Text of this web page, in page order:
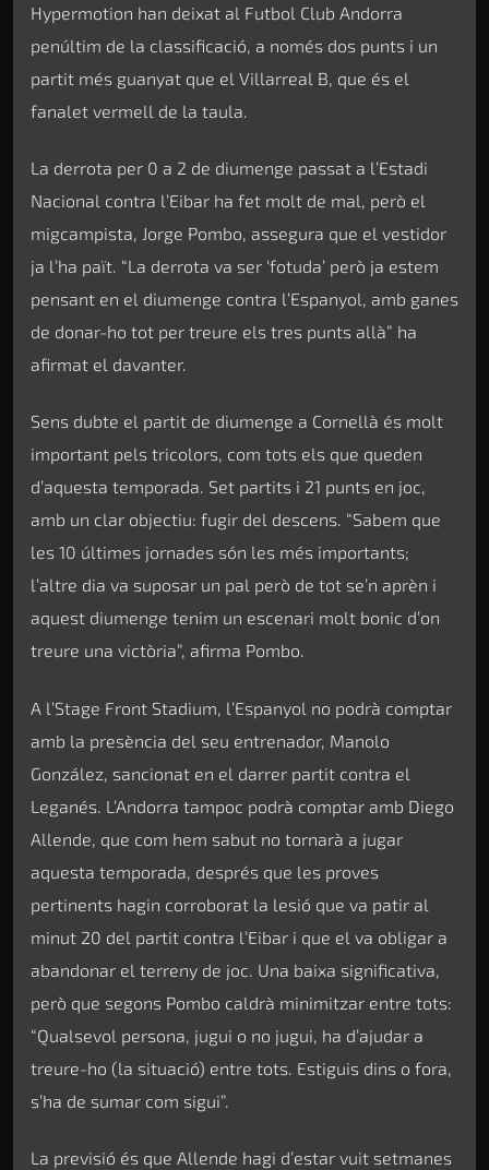
Hypermotion han deixat al Futbol Club Andorra
penúltim de la classificació, a només dos punts i un
partit més guanyat que el Villarreal B, que és el
fanalet vermell de la taula.
La derrota per 0 a 2 de diumenge passat a l’Estadi
Nacional contra l’Eibar ha fet molt de mal, però el
migcampista, Jorge Pombo, assegura que el vestidor
ja l’ha paït. “La derrota va ser ‘fotuda’ però ja estem
pensant en el diumenge contra l’Espanyol, amb ganes
de donar-ho tot per treure els tres punts allà” ha
afirmat el davanter.
Sens dubte el partit de diumenge a Cornellà és molt
important pels tricolors, com tots els que queden
d’aquesta temporada. Set partits i 21 punts en joc,
amb un clar objectiu: fugir del descens. “Sabem que
les 10 últimes jornades són les més importants;
l’altre dia va suposar un pal però de tot se’n aprèn i
aquest diumenge tenim un escenari molt bonic d’on
treure una victòria”, afirma Pombo.
A l’Stage Front Stadium, l’Espanyol no podrà comptar
amb la presència del seu entrenador, Manolo
González, sancionat en el darrer partit contra el
Leganés. L’Andorra tampoc podrà comptar amb Diego
Allende, que com hem sabut no tornarà a jugar
aquesta temporada, després que les proves
pertinents hagin corroborat la lesió que va patir al
minut 20 del partit contra l’Eibar i que el va obligar a
abandonar el terreny de joc. Una baixa significativa,
però que segons Pombo caldrà minimitzar entre tots:
“Qualsevol persona, jugui o no jugui, ha d’ajudar a
treure-ho (la situació) entre tots. Estiguis dins o fora,
s’ha de sumar com sigui”.
La previsió és que Allende hagi d’estar vuit setmanes